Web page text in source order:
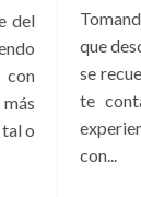
del
o
que
se
te
con...